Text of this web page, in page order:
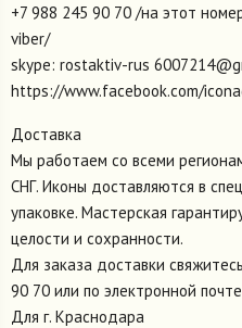
+7 988 245 90 70 /на этот
viber/
skype: rostaktiv-rus
https://www.facebook.com/
Доставка
Мы работаем со всеми
СНГ. Иконы доставляются в
упаковке. Мастерская
целости и сохранности.
Для заказа доставки
90 70 или по электронной
Для г. Краснодара